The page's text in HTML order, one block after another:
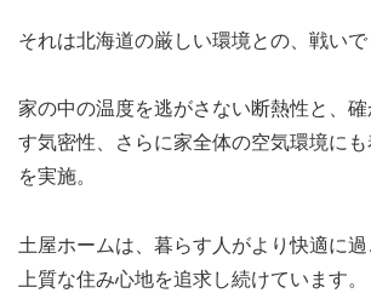
それは北海道の厳しい環境との、戦いで
家の中の温度を逃がさない断熱性と、
す気密性、さらに家全体の空気環境にも
を実施。
土屋ホームは、暮らす人がより快適に過
上質な住み心地を追求し続けています。